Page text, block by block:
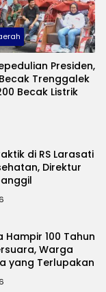
Presiden,
Trenggalek
Becak Listrik
di RS Larasati
Direktur
Hampir 100 Tahun
Warga
yang Terlupakan